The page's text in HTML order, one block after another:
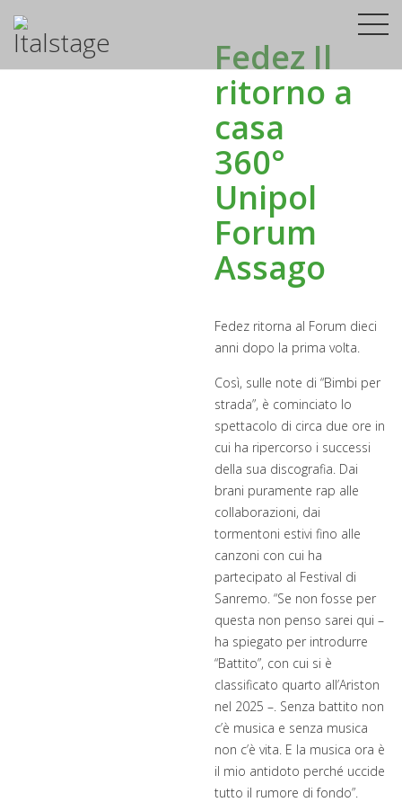
Fedez Il
ritorno a
casa
360°
Unipol
Forum
Assago
Fedez ritorna al Forum dieci
anni dopo la prima volta.
Così, sulle note di “Bimbi per
strada”, è cominciato lo
spettacolo di circa due ore in
cui ha ripercorso i successi
della sua discografia. Dai
brani puramente rap alle
collaborazioni, dai
tormentoni estivi fino alle
canzoni con cui ha
partecipato al Festival di
Sanremo. “Se non fosse per
questa non penso sarei qui –
ha spiegato per introdurre
“Battito”, con cui si è
classificato quarto all’Ariston
nel 2025 –. Senza battito non
c’è musica e senza musica
non c’è vita. E la musica ora è
il mio antidoto perché uccide
tutto il rumore di fondo”.